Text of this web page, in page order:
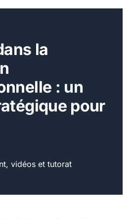
la
: un
pour
vidéos et tutorat